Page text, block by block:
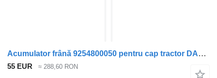
Acumulator frână 9254800050 pentru cap tractor DAF XF
55 EUR ≈ 288,60 RON